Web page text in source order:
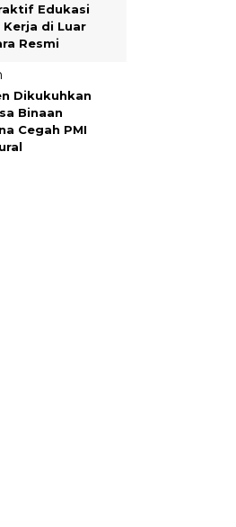
Edukasi
di Luar
Resmi
Dikukuhkan
Binaan
Cegah PMI